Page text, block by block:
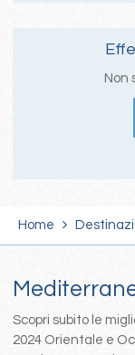
Non
Home
Scopri subito le
2024 Orientale e